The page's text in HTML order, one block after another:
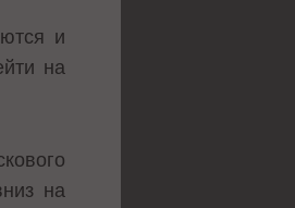
и
на
на